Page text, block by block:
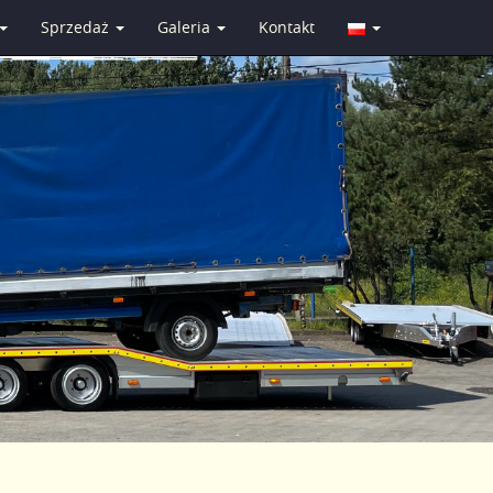
Sprzedaż Galeria Kontakt